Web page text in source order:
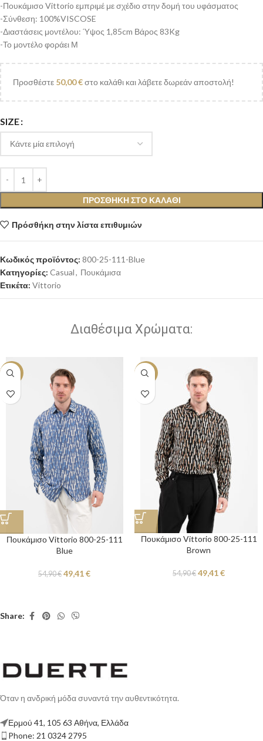
-Πουκάμισο Vittorio εμπριμέ με σχέδιο στην δομή του υφάσματος
-Σύνθεση: 100%VISCOSE
-Διαστάσεις μοντέλου: Ύψος 1,85cm Βάρος 83Kg
-Το μοντέλο φοράει Μ
Προσθέστε 50,00€στο καλάθι και λάβετε δωρεάν αποστολή!
SIZE
ΠΡΟΣΘΉΚΗ ΣΤΟ ΚΑΛΆΘΙ
Πρόσθήκη στην λίστα επιθυμιών
Κωδικός προϊόντος: 800-25-111-Blue
Κατηγορίες: Casual, Πουκάμισα
Ετικέτα: Vittorio
Διαθέσιμα Χρώματα:
-10%
Πουκάμισο Vittorio 800-25-111
Blue
54,90€ 49,41€
-10%
Πουκάμισο Vittorio 800-25-111
Brown
54,90€ 49,41€
Share:
Όταν η ανδρική μόδα συναντά την αυθεντικότητα.
Ερμού 41, 105 63 Αθήνα, Ελλάδα
Phone: 21 0324 2795